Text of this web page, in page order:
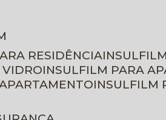
RESIDÊNCIA
VIDRO INSULFILM PARA
INSULFILM